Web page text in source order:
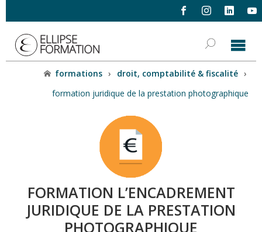
formations › droit, comptabilité & fiscalité ›
formation juridique de la prestation photographique
FORMATION L’ENCADREMENT
JURIDIQUE DE LA PRESTATION
PHOTOGRAPHIQUE